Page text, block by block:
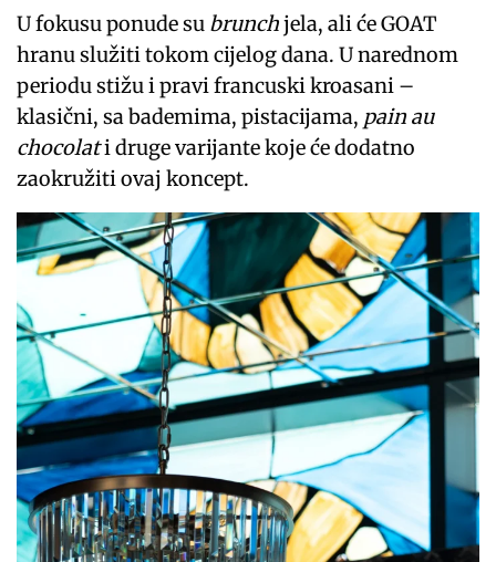
U fokusu ponude su brunchjela, ali će GOAT
hranu služiti tokom cijelog dana. U narednom
periodu stižu i pravi francuski kroasani –
klasični, sa bademima, pistacijama, pain au
chocolati druge varijante koje će dodatno
zaokružiti ovaj koncept.